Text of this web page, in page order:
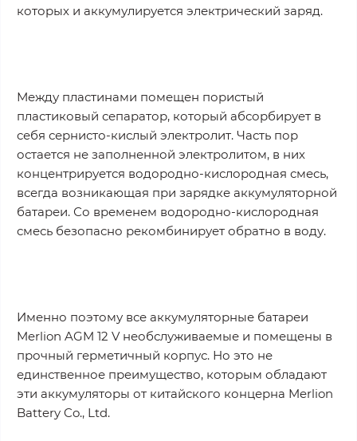
которых и аккумулируется электрический заряд.
Между пластинами помещен пористый
пластиковый сепаратор, который абсорбирует в
себя сернисто-кислый электролит. Часть пор
остается не заполненной электролитом, в них
концентрируется водородно-кислородная смесь,
всегда возникающая при зарядке аккумуляторной
батареи. Со временем водородно-кислородная
смесь безопасно рекомбинирует обратно в воду.
Именно поэтому все аккумуляторные батареи
Merlion AGM 12 V необслуживаемые и помещены в
прочный герметичный корпус. Но это не
единственное преимущество, которым обладают
эти аккумуляторы от китайского концерна Merlion
Battery Co., Ltd.